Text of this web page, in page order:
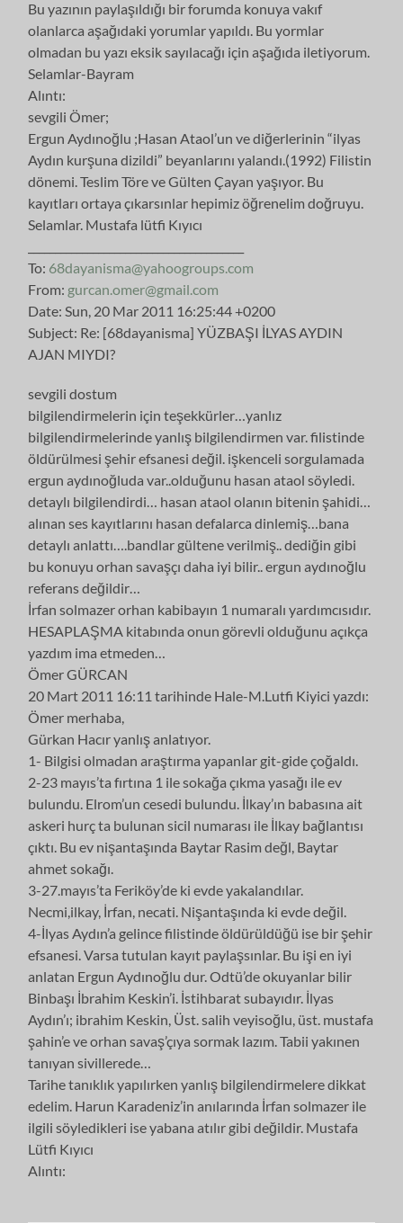
Bu yazının paylaşıldığı bir forumda konuya vakıf
olanlarca aşağıdaki yorumlar yapıldı. Bu yormlar
olmadan bu yazı eksik sayılacağı için aşağıda iletiyorum.
Selamlar-Bayram
Alıntı:
sevgili Ömer;
Ergun Aydınoğlu ;Hasan Ataol’un ve diğerlerinin “ilyas
Aydın kurşuna dizildi” beyanlarını yalandı.(1992) Filistin
dönemi. Teslim Töre ve Gülten Çayan yaşıyor. Bu
kayıtları ortaya çıkarsınlar hepimiz öğrenelim doğruyu.
Selamlar. Mustafa lütfi Kıyıcı
To: 68dayanisma@yahoogroups.com
From: gurcan.omer@gmail.com
Date: Sun, 20 Mar 2011 16:25:44 +0200
Subject: Re: [68dayanisma] YÜZBAŞI İLYAS AYDIN
AJAN MIYDI?
sevgili dostum
bilgilendirmelerin için teşekkürler…yanlız
bilgilendirmelerinde yanlış bilgilendirmen var. filistinde
öldürülmesi şehir efsanesi değil. işkenceli sorgulamada
ergun aydınoğluda var..olduğunu hasan ataol söyledi.
detaylı bilgilendirdi… hasan ataol olanın bitenin şahidi…
alınan ses kayıtlarını hasan defalarca dinlemiş…bana
detaylı anlattı….bandlar gültene verilmiş.. dediğin gibi
bu konuyu orhan savaşçı daha iyi bilir.. ergun aydınoğlu
referans değildir…
İrfan solmazer orhan kabibayın 1 numaralı yardımcısıdır.
HESAPLAŞMA kitabında onun görevli olduğunu açıkça
yazdım ima etmeden…
Ömer GÜRCAN
20 Mart 2011 16:11 tarihinde Hale-M.Lutfi Kiyici yazdı:
Ömer merhaba,
Gürkan Hacır yanlış anlatıyor.
1- Bilgisi olmadan araştırma yapanlar git-gide çoğaldı.
2-23 mayıs’ta fırtına 1 ile sokağa çıkma yasağı ile ev
bulundu. Elrom’un cesedi bulundu. İlkay’ın babasına ait
askeri hurç ta bulunan sicil numarası ile İlkay bağlantısı
çıktı. Bu ev nişantaşında Baytar Rasim değl, Baytar
ahmet sokağı.
3-27.mayıs’ta Feriköy’de ki evde yakalandılar.
Necmi,ilkay, İrfan, necati. Nişantaşında ki evde değil.
4-İlyas Aydın’a gelince filistinde öldürüldüğü ise bir şehir
efsanesi. Varsa tutulan kayıt paylaşsınlar. Bu işi en iyi
anlatan Ergun Aydınoğlu dur. Odtü’de okuyanlar bilir
Binbaşı İbrahim Keskin’i. İstihbarat subayıdır. İlyas
Aydın’ı; ibrahim Keskin, Üst. salih veyisoğlu, üst. mustafa
şahin’e ve orhan savaş’çıya sormak lazım. Tabii yakınen
tanıyan sivillerede…
Tarihe tanıklık yapılırken yanlış bilgilendirmelere dikkat
edelim. Harun Karadeniz’in anılarında İrfan solmazer ile
ilgili söyledikleri ise yabana atılır gibi değildir. Mustafa
Lütfi Kıyıcı
Alıntı: